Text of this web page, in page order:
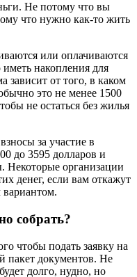
Не потому что вы
что нужно как-то жить
или оплачиваются
накопления для
от того, в каком
это не менее 1500
не остаться без жилья
за участие в
до 3595 долларов и
Некоторые организации
денег, если вам откажут
собрать?
чтобы подать заявку на
пакет документов. Не
долго, нудно, но